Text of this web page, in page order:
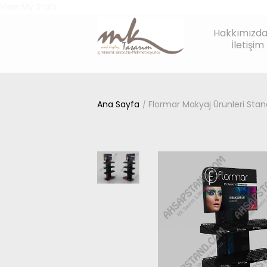
Hakkımızda
İletişim
Ana Sayfa Flormar Makyaj Ürünleri